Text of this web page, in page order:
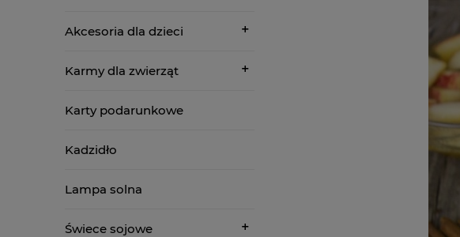
Akcesoria dla dzieci
Karmy dla zwierząt
Karty podarunkowe
Kadzidło
Lampa solna
Świece sojowe